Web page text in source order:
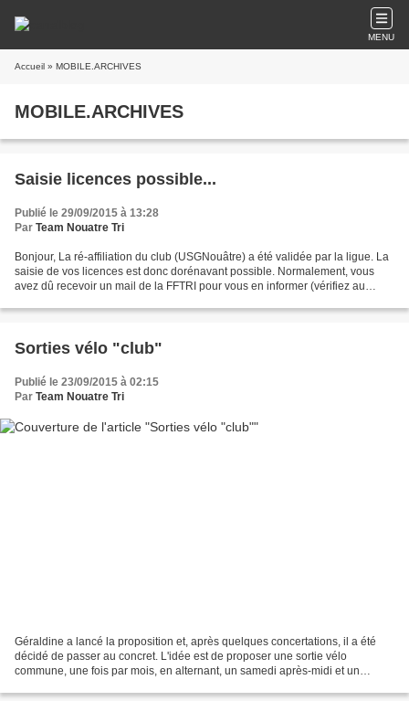
MENU
Accueil » MOBILE.ARCHIVES
MOBILE.ARCHIVES
Saisie licences possible...
Publié le 29/09/2015 à 13:28
Par Team Nouatre Tri
Bonjour, La ré-affiliation du club (USGNouâtre) a été validée par la ligue. La
saisie de vos licences est donc dorénavant possible. Normalement, vous
avez dû recevoir un mail de la FFTRI pour vous en informer (vérifiez au
Sorties vélo "club"
Publié le 23/09/2015 à 02:15
Par Team Nouatre Tri
Géraldine a lancé la proposition et, après quelques concertations, il a été
décidé de passer au concret. L'idée est de proposer une sortie vélo
commune, une fois par mois, en alternant, un samedi après-midi et un